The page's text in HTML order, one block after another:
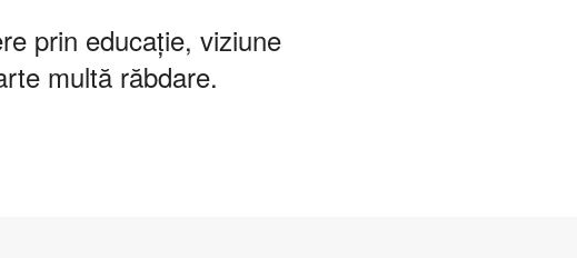
prin educație, viziune
multă răbdare.